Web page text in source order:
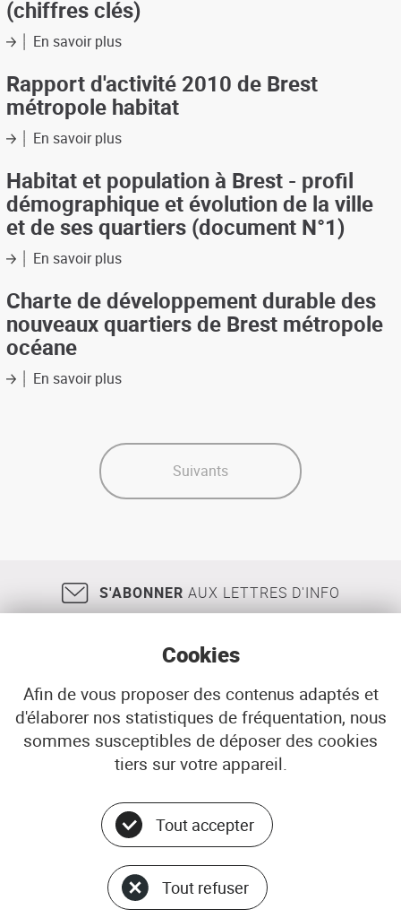
entremélée
quartiers
Europe-
Ginglin
Brieuc)
durables
(chiffres clés)
En savoir plussur
d'Angers
et
ses
(chiffres
Rapport d'activité 2010 de Brest
métropole habitat
En savoir plussur
d'activité
2010
de
Brest
habitat
Habitat et population à Brest - profil
démographique et évolution de la ville
et de ses quartiers (document N°1)
En savoir plussur
et
population
à
profil
N°1)
Charte de développement durable des
nouveaux quartiers de Brest métropole
océane
En savoir plussur
durable
quartiers
Suivants
S'ABONNER AUX LETTRES D'INFO
18, rue Jean Jaurès 29200 BREST
02 98 33 51 71
CONTACT
© ADEUPa
PLAN DU SITE
DONNÉES PERSONNELLES
Cookies
Afin de vous proposer des contenus adaptés et
d'élaborer nos statistiques de fréquentation, nous
sommes susceptibles de déposer des cookies
tiers sur votre appareil.
Tout accepter
Tout refuser